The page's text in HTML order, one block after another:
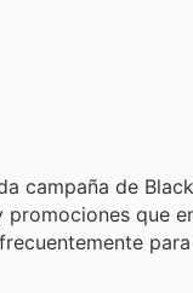
campaña de
que